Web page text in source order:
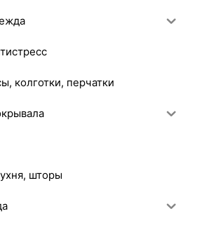
колготки, перчатки
шторы